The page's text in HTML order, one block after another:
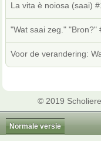
La vita è noiosa (saai)
"Wat saai zeg." "Bron?"
Voor de verandering:
© 2019
Normale versie